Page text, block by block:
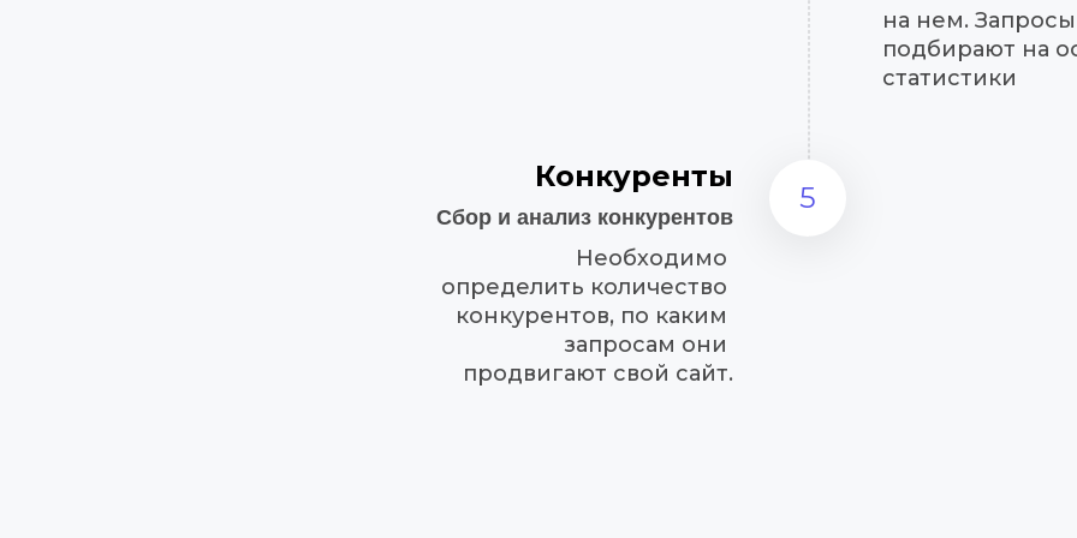
на нем. Запросы
подбирают на
статистики
5
Конкуренты
Сбор и анализ конкурентов
Необходимо
определить количество
конкурентов, по каким
запросам они
продвигают свой сайт.